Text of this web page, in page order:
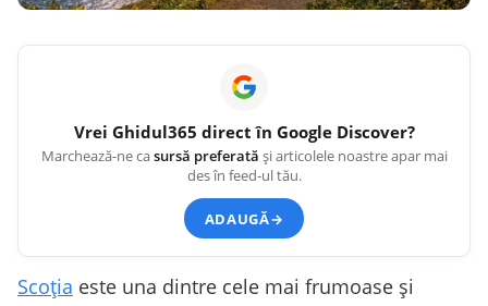
Vrei Ghidul365 direct în Google Discover?
Marchează-ne casursă preferată și articolele noastre apar mai
des în feed-ul tău.
ADAUGĂ→
Scoția este una dintre cele mai frumoase și